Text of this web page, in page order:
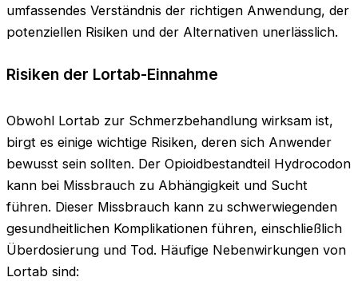
umfassendes Verständnis der richtigen Anwendung, der
potenziellen Risiken und der Alternativen unerlässlich.
Risiken der Lortab-Einnahme
Obwohl Lortab zur Schmerzbehandlung wirksam ist,
birgt es einige wichtige Risiken, deren sich Anwender
bewusst sein sollten. Der Opioidbestandteil Hydrocodon
kann bei Missbrauch zu Abhängigkeit und Sucht
führen. Dieser Missbrauch kann zu schwerwiegenden
gesundheitlichen Komplikationen führen, einschließlich
Überdosierung und Tod. Häufige Nebenwirkungen von
Lortab sind: